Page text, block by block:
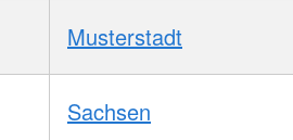
Musterstadt
Sachsen